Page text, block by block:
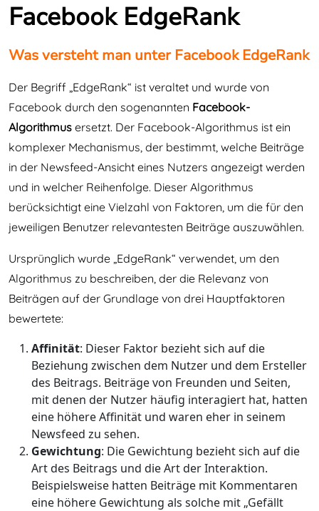
Facebook EdgeRank
Was versteht man unter Facebook EdgeRank
Der Begriff „EdgeRank“ ist veraltet und wurde von
Facebook durch den sogenannten Facebook-
Algorithmus ersetzt. Der Facebook-Algorithmus ist ein
komplexer Mechanismus, der bestimmt, welche Beiträge
in der Newsfeed-Ansicht eines Nutzers angezeigt werden
und in welcher Reihenfolge. Dieser Algorithmus
berücksichtigt eine Vielzahl von Faktoren, um die für den
jeweiligen Benutzer relevantesten Beiträge auszuwählen.
Ursprünglich wurde „EdgeRank“ verwendet, um den
Algorithmus zu beschreiben, der die Relevanz von
Beiträgen auf der Grundlage von drei Hauptfaktoren
bewertete:
Affinität: Dieser Faktor bezieht sich auf die
Beziehung zwischen dem Nutzer und dem Ersteller
des Beitrags. Beiträge von Freunden und Seiten,
mit denen der Nutzer häufig interagiert hat, hatten
eine höhere Affinität und waren eher in seinem
Newsfeed zu sehen.
Gewichtung: Die Gewichtung bezieht sich auf die
Art des Beitrags und die Art der Interaktion.
Beispielsweise hatten Beiträge mit Kommentaren
eine höhere Gewichtung als solche mit „Gefällt